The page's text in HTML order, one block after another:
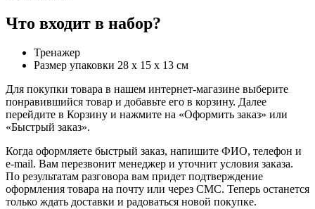
Что входит в набор?
Тренажер
Размер упаковки 28 x 15 x 13 см
Для покупки товара в нашем интернет-магазине выберите
понравившийся товар и добавьте его в корзину. Далее
перейдите в Корзину и нажмите на «Оформить заказ» или
«Быстрый заказ».
Когда оформляете быстрый заказ, напишите ФИО, телефон и
e-mail. Вам перезвонит менеджер и уточнит условия заказа.
По результатам разговора вам придет подтверждение
оформления товара на почту или через СМС. Теперь останется
только ждать доставки и радоваться новой покупке.